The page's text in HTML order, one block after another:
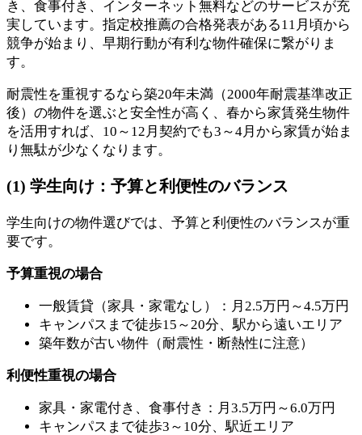
き、食事付き、インターネット無料などのサービスが充
実しています。指定校推薦の合格発表がある11月頃から
競争が始まり、早期行動が有利な物件確保に繋がりま
す。
耐震性を重視するなら築20年未満（2000年耐震基準改正
後）の物件を選ぶと安全性が高く、春から家賃発生物件
を活用すれば、10～12月契約でも3～4月から家賃が始ま
り無駄が少なくなります。
(1) 学生向け：予算と利便性のバランス
学生向けの物件選びでは、予算と利便性のバランスが重
要です。
予算重視の場合
一般賃貸（家具・家電なし）：月2.5万円～4.5万円
キャンパスまで徒歩15～20分、駅から遠いエリア
築年数が古い物件（耐震性・断熱性に注意）
利便性重視の場合
家具・家電付き、食事付き：月3.5万円～6.0万円
キャンパスまで徒歩3～10分、駅近エリア